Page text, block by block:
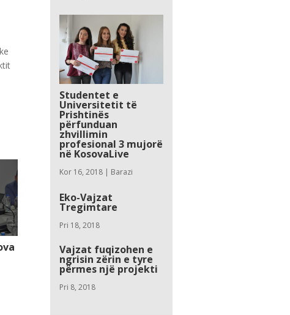
Studentet e
Universitetit të
Prishtinës
përfunduan
zhvillimin
profesional 3 mujorë
në KosovaLive
Kor 16, 2018| Barazi
Eko-Vajzat
Tregimtare
Pri 18, 2018
Vajzat fuqizohen e
ngrisin zërin e tyre
përmes një projekti
Pri 8, 2018